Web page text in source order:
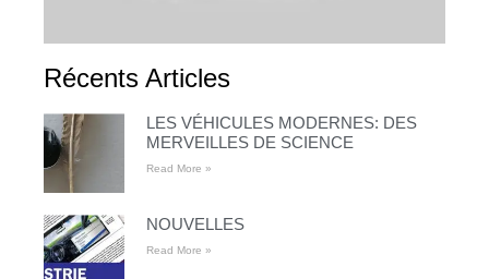
Récents Articles
LES VÉHICULES MODERNES: DES
MERVEILLES DE SCIENCE
Read More »
NOUVELLES
Read More »